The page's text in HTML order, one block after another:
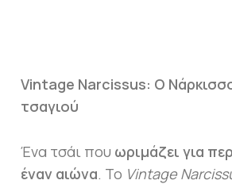
Vintage Narcissus: Ο
τσαγιού
Ένα τσάι που ωριμάζει για
έναν αιώνα. Το Vintage